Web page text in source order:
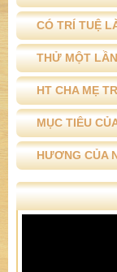
CÓ TRÍ TUỆ
THỬ MỘT
HT CHA MẸ
MỤC TIÊU
HƯƠNG CỦA